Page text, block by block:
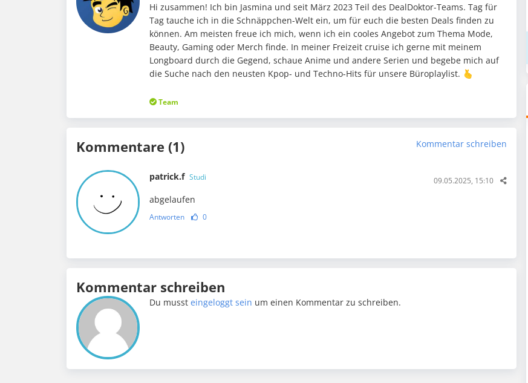
Hi zusammen! Ich bin Jasmina und seit März 2023 Teil des DealDoktor-Teams. Tag für
Tag tauche ich in die Schnäppchen-Welt ein, um für euch die besten Deals finden zu
können. Am meisten freue ich mich, wenn ich ein cooles Angebot zum Thema Mode,
Beauty, Gaming oder Merch finde. In meiner Freizeit cruise ich gerne mit meinem
Longboard durch die Gegend, schaue Anime und andere Serien und begebe mich auf
die Suche nach den neusten Kpop- und Techno-Hits für unsere Büroplaylist. 🫰
Team
Kommentare (1) Kommentar schreiben
patrick.f Studi 09.05.2025, 15:10
abgelaufen
Antworten 0
Kommentar schreiben
Du mussteingeloggt sein um einen Kommentar zu schreiben.